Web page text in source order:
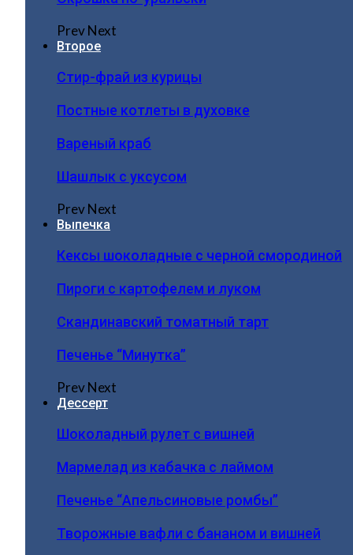
PrevNext
Второе
Стир-фрай из курицы
Постные котлеты в духовке
Вареный краб
Шашлык с уксусом
PrevNext
Выпечка
Кексы шоколадные с черной смородиной
Пироги c картофелем и луком
Скандинавский томатный тарт
Печенье “Минутка”
PrevNext
Дессерт
Шоколадный рулет с вишней
Мармелад из кабачка с лаймом
Печенье “Апельсиновые ромбы”
Творожные вафли с бананом и вишней